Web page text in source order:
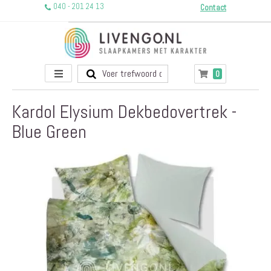
040 - 201 24 13 Contact
Toggle
Nav
Winkelwagen
0producten
Kardol Elysium Dekbedovertrek -
Blue Green
afbeeldingen-